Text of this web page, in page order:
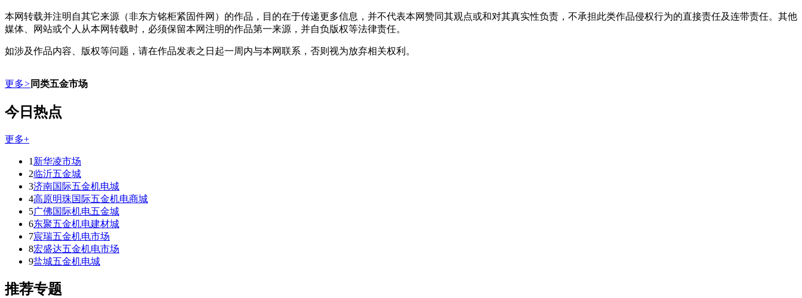
本网转载并注明自其它来源（非东方铭柜紧固件网）的作品，目的在于传递更多信息，并不代表本网赞同其观点或和对其真实性负责，不承担此类作品侵权行为的直接责任及连带责任。其他
媒体、网站或个人从本网转载时，必须保留本网注明的作品第一来源，并自负版权等法律责任。
如涉及作品内容、版权等问题，请在作品发表之日起一周内与本网联系，否则视为放弃相关权利。
更多> 同类五金市场
今日热点
更多+
1 新华凌市场
2临沂五金城
3济南国际五金机电城
4高原明珠国际五金机电商城
5广佛国际机电五金城
6东聚五金机电建材城
7宸瑞五金机电市场
8宏盛达五金机电市场
9盐城五金机电城
推荐专题